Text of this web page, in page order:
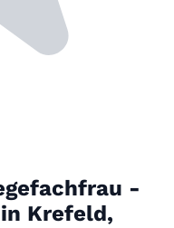
-
Krefeld,